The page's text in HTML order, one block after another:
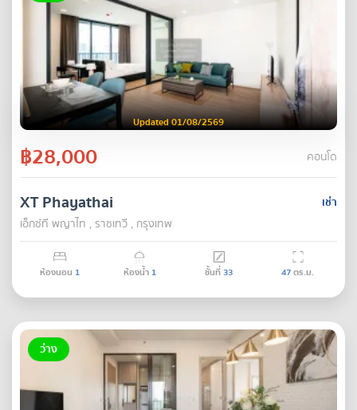
Updated 01/08/2569
฿28,000 คอนโด
เช่า
XT Phayathai
เอ็กซ์ที พญาไท , ราชเทวี , กรุงเทพ
ห้องนอน 1 ห้องน้ำ 1 ชั้นที่33 47ตร.ม.
ว่าง